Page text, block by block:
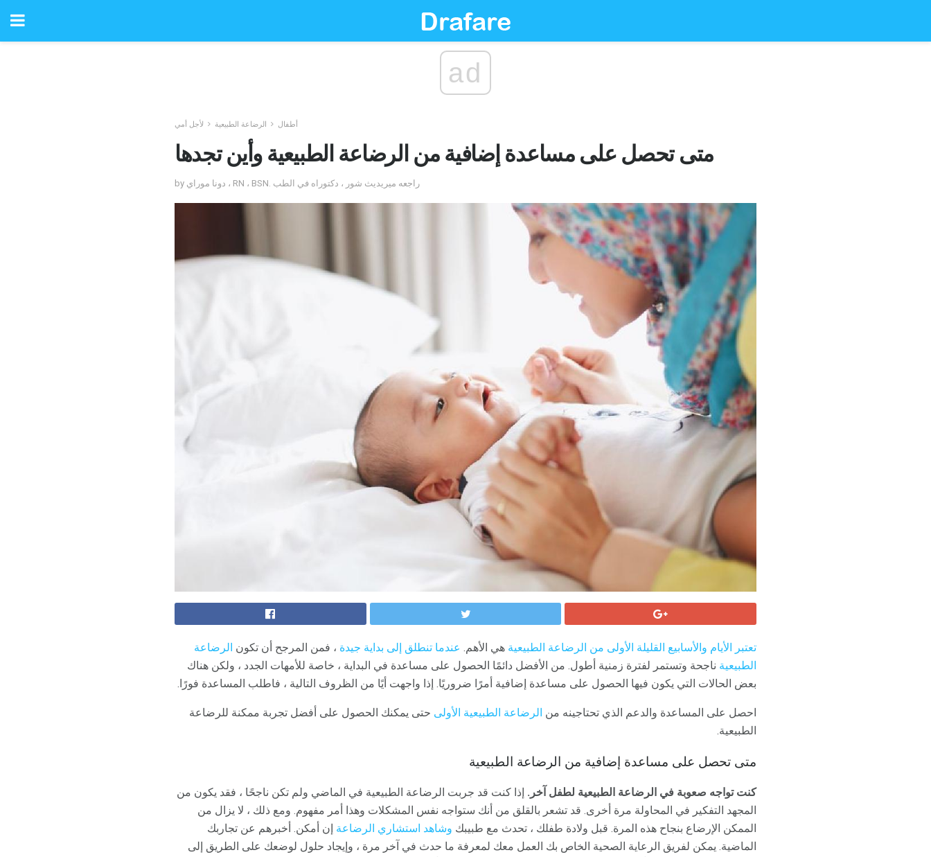
ad
أطفال الرضاعة الطبيعية لأجل أمي
متى تحصل على مساعدة إضافية من الرضاعة الطبيعية وأين تجدها
by دونا موراي ، RN ، BSN. راجعه ميريديث شور ، دكتوراه في الطب
تعتبر الأيام والأسابيع القليلة الأولى من الرضاعة الطبيعية هي الأهم. عندما تنطلق إلى بداية جيدة ، فمن المرجح أن تكون الرضاعة
الطبيعية ناجحة وتستمر لفترة زمنية أطول. من الأفضل دائمًا الحصول على مساعدة في البداية ، خاصة للأمهات الجدد ، ولكن هناك
بعض الحالات التي يكون فيها الحصول على مساعدة إضافية أمرًا ضروريًا. إذا واجهت أيًا من الظروف التالية ، فاطلب المساعدة فورًا.
احصل على المساعدة والدعم الذي تحتاجينه من الرضاعة الطبيعية الأولى حتى يمكنك الحصول على أفضل تجربة ممكنة للرضاعة
الطبيعية.
متى تحصل على مساعدة إضافية من الرضاعة الطبيعية
كنت تواجه صعوبة في الرضاعة الطبيعية لطفل آخر. إذا كنت قد جربت الرضاعة الطبيعية في الماضي ولم تكن ناجحًا ، فقد يكون من
المجهد التفكير في المحاولة مرة أخرى. قد تشعر بالقلق من أنك ستواجه نفس المشكلات وهذا أمر مفهوم. ومع ذلك ، لا يزال من
الممكن الإرضاع بنجاح هذه المرة. قبل ولادة طفلك ، تحدث مع طبيبك وشاهد استشاري الرضاعة إن أمكن. أخبرهم عن تجاربك
الماضية. يمكن لفريق الرعاية الصحية الخاص بك العمل معك لمعرفة ما حدث في آخر مرة ، وإيجاد حلول لوضعك على الطريق إلى